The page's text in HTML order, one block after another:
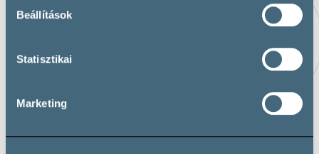
Beállítások
Statisztikai
Marketing